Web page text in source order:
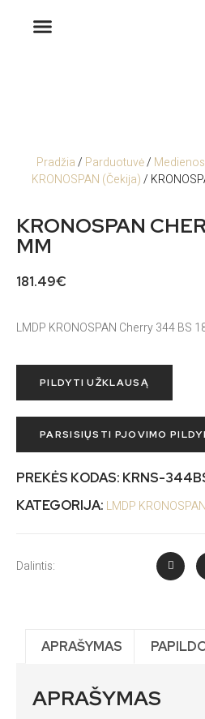
Pradžia/ Parduotuvė/
KRONOSPAN (Čekija)/
KRONOSPAN
MM
181.49€
LMDP KRONOSPAN Cherry 344 BS
PILDYTI UŽKLAUSĄ
PARSISIŲSTI PJOVIMO
PREKĖS KODAS: KRNS-
KATEGORIJA: LMDP
Dalintis:
APRAŠYMAS
APRAŠYMAS